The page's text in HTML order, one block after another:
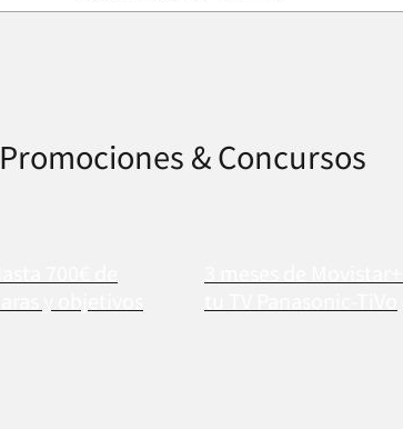
Promociones & Concursos